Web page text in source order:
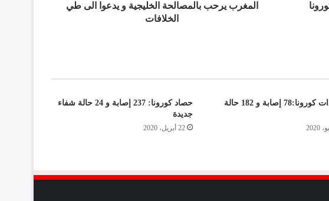
المغرب يرحب بالمصالحة الخليجية و يدعوا الى طي
الخلافات
مستجدات كورونا:78 إصابة و 182 حالة
حصاد كورونا: 237 إصابة و 24 حالة شفاء
جديدة
22 أبريل، 2020